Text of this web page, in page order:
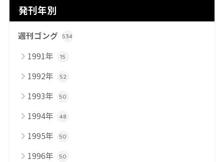
発刊年別
週刊ゴング 534
1991年 15
1992年 52
1993年 50
1994年 48
1995年 50
1996年 50